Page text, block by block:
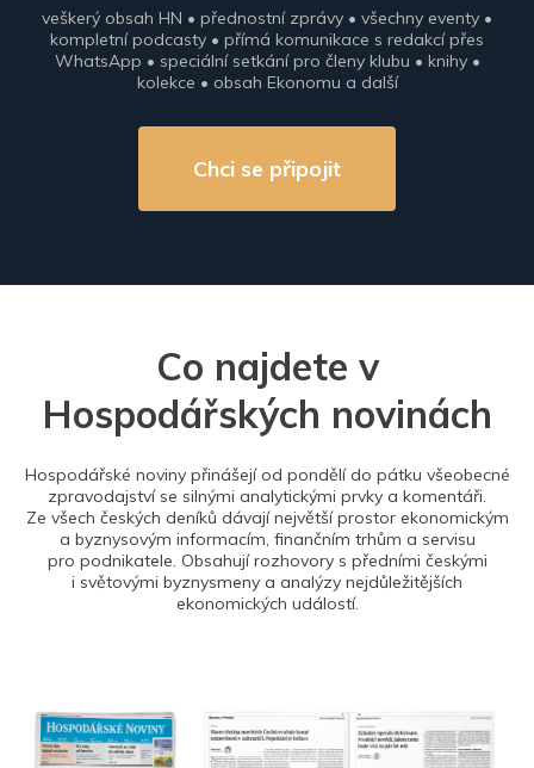
veškerý obsah HN • přednostní zprávy • všechny eventy •
kompletní podcasty • přímá komunikace s redakcí přes
WhatsApp • speciální setkání pro členy klubu • knihy •
kolekce • obsah Ekonomu a další
Chci se připojit
Co najdete v
Hospodářských novinách
Hospodářské noviny přinášejí od pondělí do pátku všeobecné
zpravodajství se silnými analytickými prvky a komentáři.
Ze všech českých deníků dávají největší prostor ekonomickým
a byznysovým informacím, finančním trhům a servisu
pro podnikatele. Obsahují rozhovory s předními českými
i světovými byznysmeny a analýzy nejdůležitějších
ekonomických událostí.